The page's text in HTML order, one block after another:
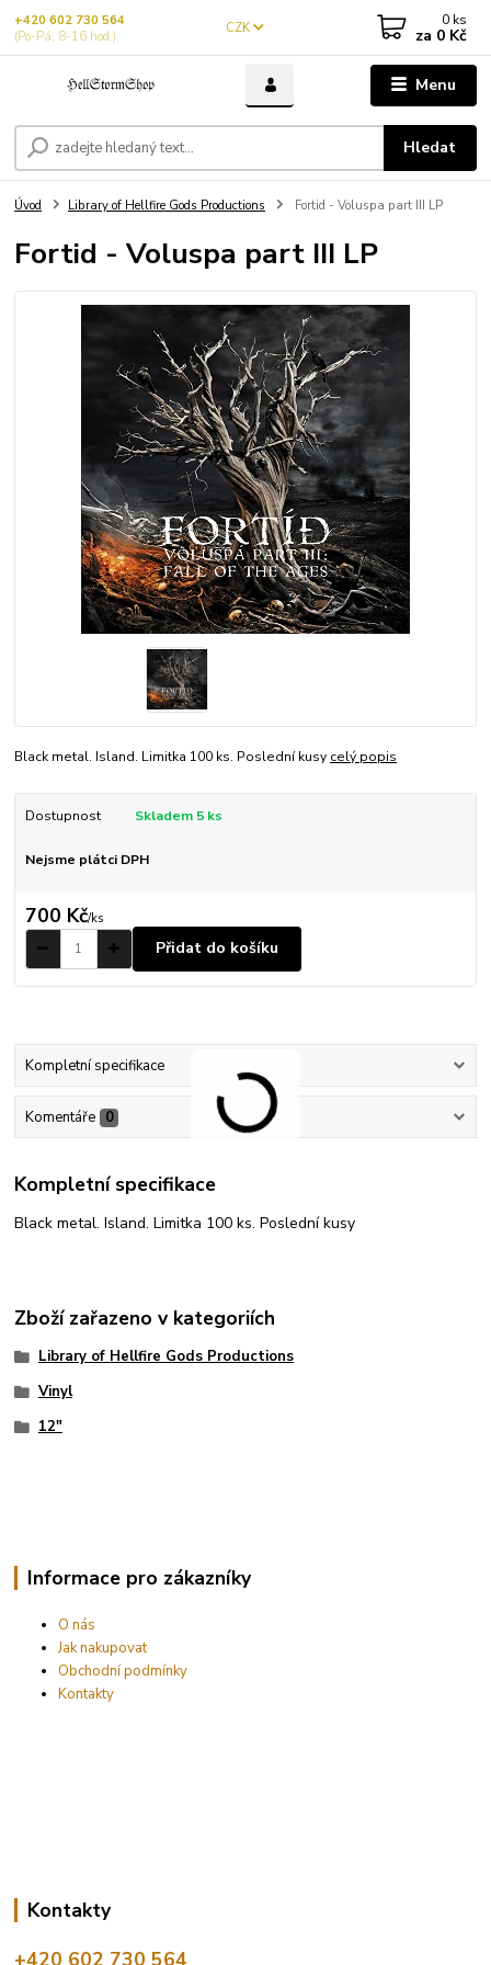
Menu
CZK
Hledat
+420 602 730 564
(Po-Pá, 8-16 hod.)
0 ks
za 0 Kč
Úvod Library of Hellfire Gods Productions Fortid - Voluspa part III LP
Fortid - Voluspa part III LP
Black metal. Island. Limitka 100 ks. Poslední kusy celý popis
Dostupnost Skladem 5 ks
Nejsme plátci DPH
700 Kč/ks
Přidat do košíku
Kompletní specifikace
Komentáře 0
Kompletní specifikace
Black metal. Island. Limitka 100 ks. Poslední kusy
Zboží zařazeno v kategoriích
Library of Hellfire Gods Productions
Vinyl
12"
Informace pro zákazníky
O nás
Jak nakupovat
Obchodní podmínky
Kontakty
Kontakty